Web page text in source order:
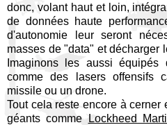
donc, volant haut et loin,
de données haute
d'autonomie leur seront
masses de "data" et décharger
Imaginons les aussi
comme des lasers offensifs
missile ou un drone.
Tout cela reste encore à cerner
géants comme
Lockheed